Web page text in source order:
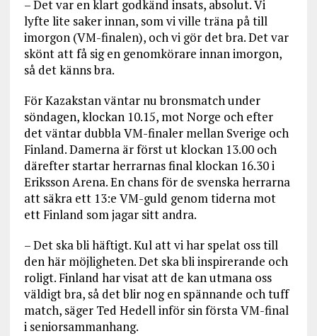
– Det var en klart godkänd insats, absolut. Vi
lyfte lite saker innan, som vi ville träna på till
imorgon (VM-finalen), och vi gör det bra. Det var
skönt att få sig en genomkörare innan imorgon,
så det känns bra.
För Kazakstan väntar nu bronsmatch under
söndagen, klockan 10.15, mot Norge och efter
det väntar dubbla VM-finaler mellan Sverige och
Finland. Damerna är först ut klockan 13.00 och
därefter startar herrarnas final klockan 16.30 i
Eriksson Arena. En chans för de svenska herrarna
att säkra ett 13:e VM-guld genom tiderna mot
ett Finland som jagar sitt andra.
– Det ska bli häftigt. Kul att vi har spelat oss till
den här möjligheten. Det ska bli inspirerande och
roligt. Finland har visat att de kan utmana oss
väldigt bra, så det blir nog en spännande och tuff
match, säger Ted Hedell inför sin första VM-final
i seniorsammanhang.